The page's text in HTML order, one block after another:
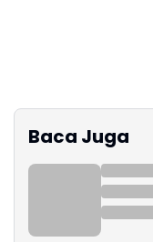
Baca Juga